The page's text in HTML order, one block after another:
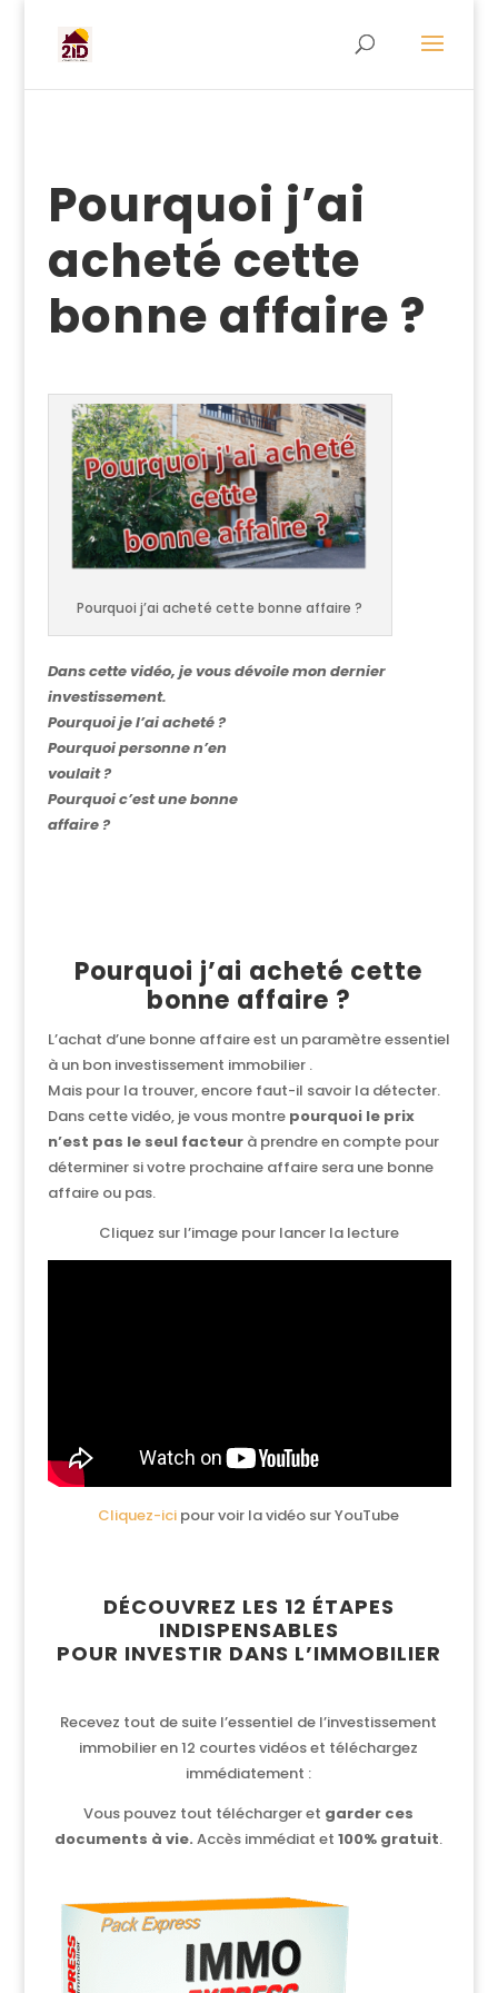
Pourquoi j’ai
acheté cette
bonne affaire ?
Pourquoi j’ai acheté cette bonne affaire ?
Dans cette vidéo, je vous dévoile mon dernier
investissement.
Pourquoi je l’ai acheté ?
Pourquoi personne n’en
voulait ?
Pourquoi c’est une bonne
affaire ?
Pourquoi j’ai acheté cette
bonne affaire ?
L’achat d’une bonne affaire est un paramètre essentiel
à un bon investissement immobilier .
Mais pour la trouver, encore faut-il savoir la détecter.
Dans cette vidéo, je vous montre pourquoi le prix
n’est pas le seul facteurà prendre en compte pour
déterminer si votre prochaine affaire sera une bonne
affaire ou pas.
Cliquez sur l’image pour lancer la lecture
Cliquez-ici pour voir la vidéo sur YouTube
DÉCOUVREZ LES 12 ÉTAPES
INDISPENSABLES
POUR INVESTIR DANS L’IMMOBILIER
Recevez tout de suite l’essentiel de l’investissement
immobilier en 12 courtes vidéos et téléchargez
immédiatement :
Vous pouvez tout télécharger et garder ces
documents à vie.Accès immédiat et100% gratuit.